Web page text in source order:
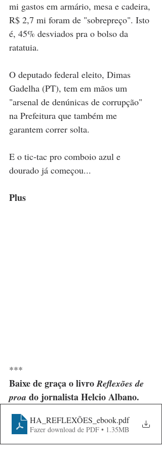
mi gastos em armário, mesa e cadeira,
R$ 2,7 mi foram de "sobrepreço". Isto
é, 45% desviados pra o bolso da
ratatuia.
O deputado federal eleito, Dimas
Gadelha (PT), tem em mãos um
"arsenal de denúnicas de corrupção"
na Prefeitura que também me
garantem correr solta.
E o tic-tac pro comboio azul e
dourado já começou...
Plus
***
Baixe de graça o livro Reflexões de
proa do jornalista Helcio Albano.
HA_REFLEXÕES_ebook.pdf
Fazer download de PDF • 1.35MB